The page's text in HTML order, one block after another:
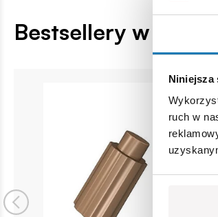
Niniejsza
ruch w
Bestsellery w